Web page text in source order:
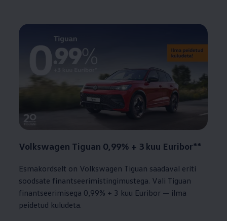
Volkswagen Tiguan 0,99% + 3 kuu Euribor**
Esmakordselt on Volkswagen Tiguan saadaval eriti
soodsate finantseerimistingimustega. Vali Tiguan
finantseerimisega 0,99% + 3 kuu Euribor — ilma
peidetud kuludeta.